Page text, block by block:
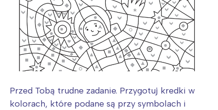
Przed Tobą trudne zadanie. Przygotuj kredki w
kolorach, które podane są przy symbolach i